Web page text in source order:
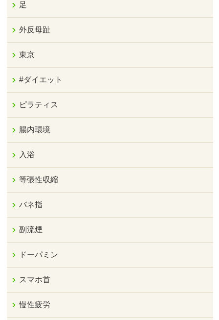
足
外反母趾
東京
#ダイエット
ピラティス
腸内環境
入浴
等張性収縮
バネ指
副流煙
ドーパミン
スマホ首
慢性疲労